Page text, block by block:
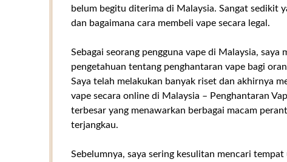
belum begitu diterima di Malaysia. Sangat sedikit
dan bagaimana cara membeli vape secara legal.
Sebagai seorang pengguna vape di Malaysia,
pengetahuan tentang penghantaran vape bagi
Saya telah melakukan banyak riset dan akhirnya
vape secara online di Malaysia – Penghantaran
terbesar yang menawarkan berbagai macam
terjangkau.
Sebelumnya, saya sering kesulitan mencari